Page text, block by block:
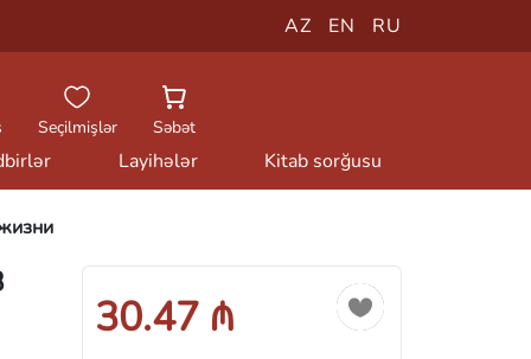
AZ EN RU
Seçilmişlər Səbət
Layihələr Kitab sorğusu
30.47 ₼